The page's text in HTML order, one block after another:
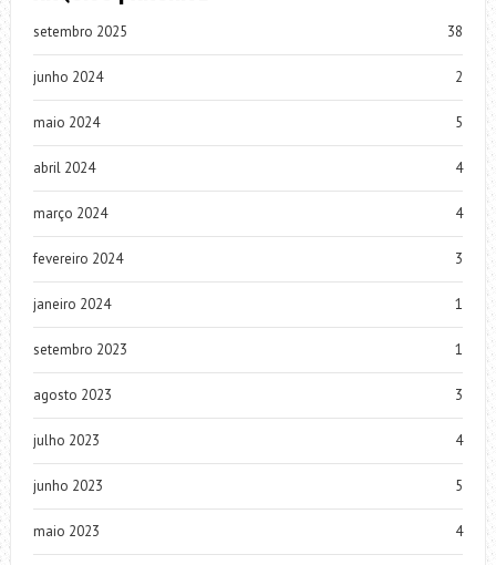
setembro 2025 38
junho 2024 2
maio 2024 5
abril 2024 4
março 2024 4
fevereiro 2024 3
janeiro 2024 1
setembro 2023 1
agosto 2023 3
julho 2023 4
junho 2023 5
maio 2023 4